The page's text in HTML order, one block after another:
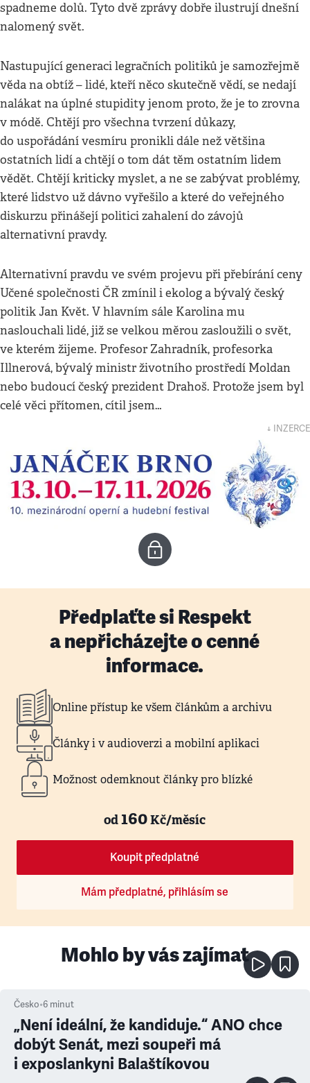
spadneme dolů. Tyto dvě zprávy dobře ilustrují dnešní
nalomený svět.
Nastupující generaci legračních politiků je samozřejmě
věda na obtíž – lidé, kteří něco skutečně vědí, se nedají
nalákat na úplné stupidity jenom proto, že je to zrovna
v módě. Chtějí pro všechna tvrzení důkazy,
do uspořádání vesmíru pronikli dále než většina
ostatních lidí a chtějí o tom dát těm ostatním lidem
vědět. Chtějí kriticky myslet, a ne se zabývat problémy,
které lidstvo už dávno vyřešilo a které do veřejného
diskurzu přinášejí politici zahalení do závojů
alternativní pravdy.
Alternativní pravdu ve svém projevu při přebírání ceny
Učené společnosti ČR zmínil i ekolog a bývalý český
politik Jan Květ. V hlavním sále Karolina mu
naslouchali lidé, již se velkou měrou zasloužili o svět,
ve kterém žijeme. Profesor Zahradník, profesorka
Illnerová, bývalý ministr životního prostředí Moldan
nebo budoucí český prezident Drahoš. Protože jsem byl
celé věci přítomen, cítil jsem…
↓ INZERCE
Předplaťte si Respekt
a nepřicházejte o cenné
informace.
Online přístup ke všem článkům a archivu
Články i v audioverzi a mobilní aplikaci
Možnost odemknout články pro blízké
od160Kč/měsíc
Koupit předplatné
Mám předplatné, přihlásím se
Mohlo by vás zajímat
Česko•6 minut
„Není ideální, že kandiduje.“ ANO chce
dobýt Senát, mezi soupeři má
i exposlankyni Balaštíkovou